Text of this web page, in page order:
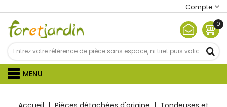
Compte
0
MENU